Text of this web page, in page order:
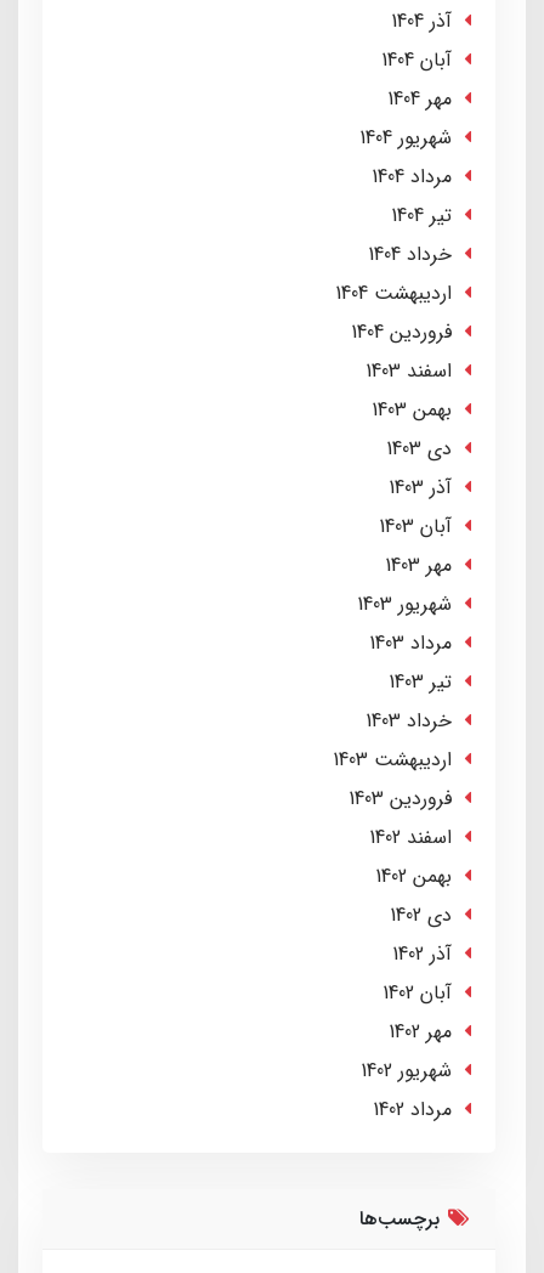
آذر 1404
آبان 1404
مهر 1404
شهریور 1404
مرداد 1404
تير 1404
خرداد 1404
ارديبهشت 1404
فروردین 1404
اسفند 1403
بهمن 1403
دی 1403
آذر 1403
آبان 1403
مهر 1403
شهریور 1403
مرداد 1403
تير 1403
خرداد 1403
ارديبهشت 1403
فروردین 1403
اسفند 1402
بهمن 1402
دی 1402
آذر 1402
آبان 1402
مهر 1402
شهریور 1402
مرداد 1402
برچسب‌ها